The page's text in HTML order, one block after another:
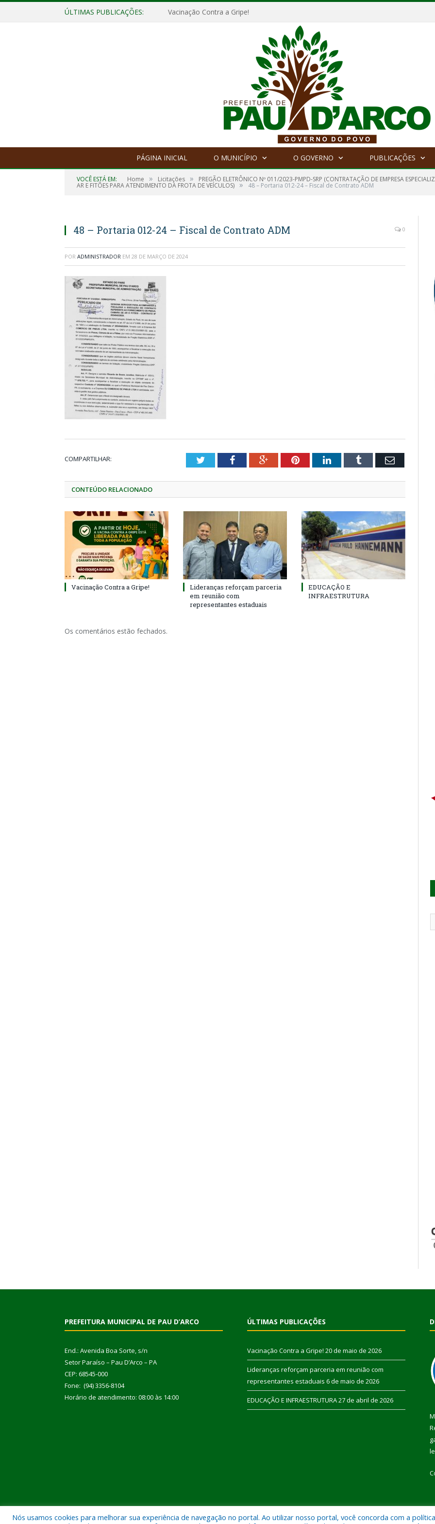
ÚLTIMAS PUBLICAÇÕES: Vacinação Contra a Gripe!
PÁGINA INICIAL O MUNICÍPIO O GOVERNO PUBLICAÇÕES
VOCÊ ESTÁ EM: Home » Licitações » PREGÃO ELETRÔNICO Nº 011/2023-PMPD-SRP (CONTRATAÇÃO DE EMPRESA
AR E FITÕES PARA ATENDIMENTO DA FROTA DE VEÍCULOS) » 48 – Portaria 012-24 – Fiscal de Contrato ADM
48 – Portaria 012-24 – Fiscal de Contrato ADM 0
POR ADMINISTRADOR EM 28 DE MARÇO DE 2024
COMPARTILHAR: TwitterFacebookGoogle+PinterestLinkedInTumblr Email
CONTEÚDO RELACIONADO
Vacinação Contra a Gripe!
Lideranças reforçam parceria
em reunião com
representantes estaduais
EDUCAÇÃO E
INFRAESTRUTURA
Os comentários estão fechados.
PREFEITURA MUNICIPAL DE PAU D’ARCO
End.: Avenida Boa Sorte, s/n
Setor Paraíso – Pau D’Arco – PA
CEP: 68545-000
Fone: (94) 3356-8104
Horário de atendimento: 08:00 às 14:00
ÚLTIMAS PUBLICAÇÕES
Vacinação Contra a Gripe! 20 de maio de 2026
Lideranças reforçam parceria em reunião com
representantes estaduais 6 de maio de 2026
EDUCAÇÃO E INFRAESTRUTURA27 de abril de 2026
Nós usamos cookies para melhorar sua experiência de navegação no portal. Ao utilizar nosso portal, você concorda com a